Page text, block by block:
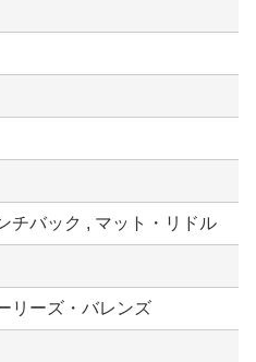
チバック , マット・リドル
リーズ・バレンズ